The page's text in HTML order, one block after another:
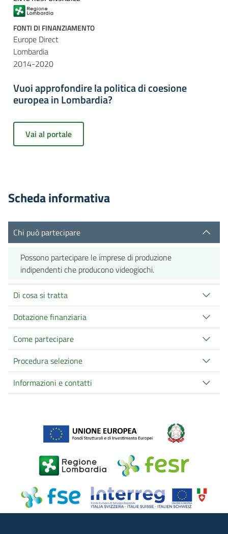
FONTI DI FINANZIAMENTO
Europe Direct
Lombardia
2014-2020
Vuoi approfondire la politica di coesione
europea in Lombardia?
Vai al portale
Scheda informativa
Chi può partecipare
Possono partecipare le imprese di produzione
indipendenti che producono videogiochi.
Di cosa si tratta
Dotazione finanziaria
Come partecipare
Procedura selezione
Informazioni e contatti